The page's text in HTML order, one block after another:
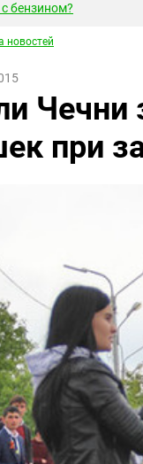
бензином?
новостей
Чечни
при